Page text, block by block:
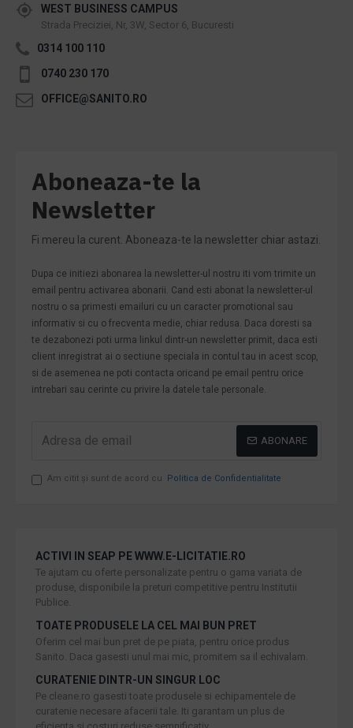
WEST BUSINESS CAMPUS
Strada Preciziei, Nr, 3W, Sector 6, Bucuresti
0314 100 110
0740 230 170
OFFICE@SANITO.RO
Aboneaza-te la
Newsletter
Fi mereu la curent. Aboneaza-te la newsletter chiar astazi.
Dupa ce initiezi abonarea la newsletter-ul nostru iti vom trimite un
email pentru activarea abonarii. Cand esti abonat la newsletter-ul
nostru o sa primesti emailuri cu un caracter promotional sau
informativ si cu o frecventa medie, chiar redusa. Daca doresti sa
te dezabonezi poti urma linkul dintr-un newsletter primit, daca esti
client inregistrat ai o sectiune speciala in contul tau in acest scop,
si de asemenea ne poti contacta oricand pe email pentru orice
intrebari sau cerinte cu privire la datele tale personale.
ABONARE
Am citit şi sunt de acord cu Politica de Confidentialitate
ACTIVI IN SEAP PE WWW.E-LICITATIE.RO
Te ajutam cu oferte personalizate pentru o gama variata de
produse, disponibile la preturi competitive pentru Institutii
Publice.
TOATE PRODUSELE LA CEL MAI BUN PRET
Oferim cel mai bun pret de pe piata, pentru orice produs
Sanito. Daca gasesti unul mai mic, promitem sa il echivalam.
CURATENIE DINTR-UN SINGUR LOC
Pe cleane.ro gasesti toate produsele si echipamentele de
curatenie necesare afacerii tale. Iti garantam un plus de
eficienta si costuri reduse semnificativ.